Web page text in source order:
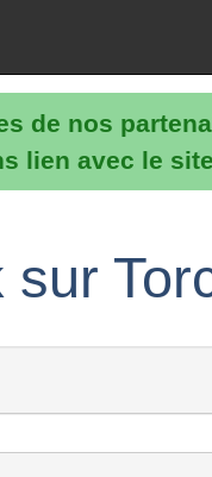
de nos
lien avec le